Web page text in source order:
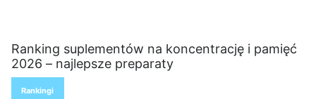
Ranking suplementów na koncentrację i pamięć
2026 – najlepsze preparaty
Rankingi